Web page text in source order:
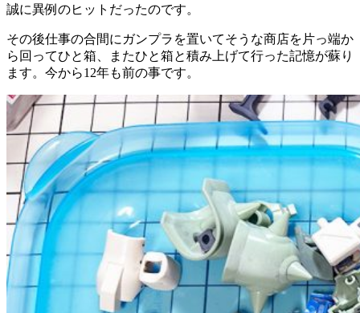
誠に異例のヒットだったのです。
その後仕事の合間にガンプラを置いてそうな商店を片っ端か
ら回ってひと箱、またひと箱と積み上げて行った記憶が蘇り
ます。今から12年も前の事です。